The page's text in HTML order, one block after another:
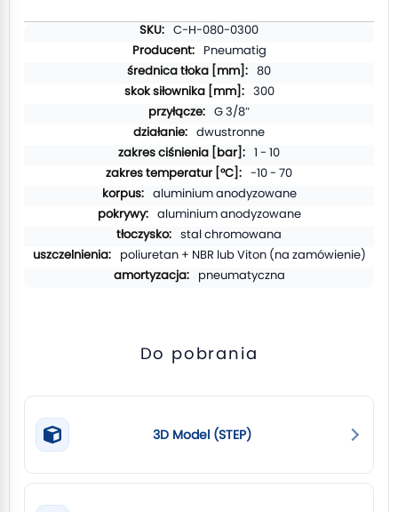
C-H-080-0300
Pneumatig
80
300
G 3/8″
dwustronne
1 - 10
-10 - 70
aluminium anodyzowane
aluminium anodyzowane
stal chromowana
poliuretan + NBR lub Viton (na zamówienie)
pneumatyczna
Do pobrania
3D Model (STEP)